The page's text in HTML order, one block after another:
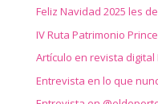
Feliz Navidad 2025 les
IV Ruta Patrimonio
Artículo en revista digital
Entrevista en lo que